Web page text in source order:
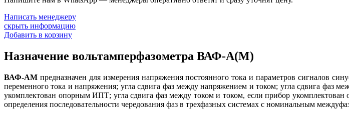
Написать менеджеру
скрыть информацию
Добавить в корзину
Назначение вольтамперфазометра ВАФ-А(М)
ВАФ-АМ предназначен для измерения напряжения постоянного тока и параметров сигналов
переменного тока и напряжения; угла сдвига фаз между напряжением и током; угла сдвига фаз
укомплектован опорным ИПТ; угла сдвига фаз между током и током, если прибор
определения последовательности чередования фаз в трехфазных системах с номинальным